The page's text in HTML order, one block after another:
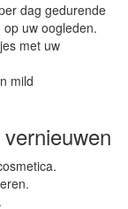
dag gedurende
uw oogleden.
met uw
mild